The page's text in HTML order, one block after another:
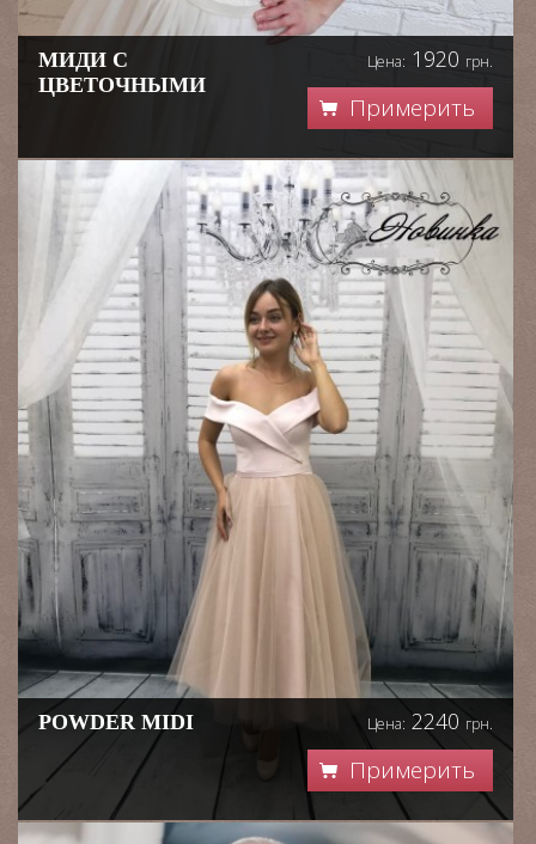
МИДИ С
ЦВЕТОЧНЫМИ
Цена: 1920 грн.
Примерить
РOWDER MIDI Цена: 2240 грн.
Примерить